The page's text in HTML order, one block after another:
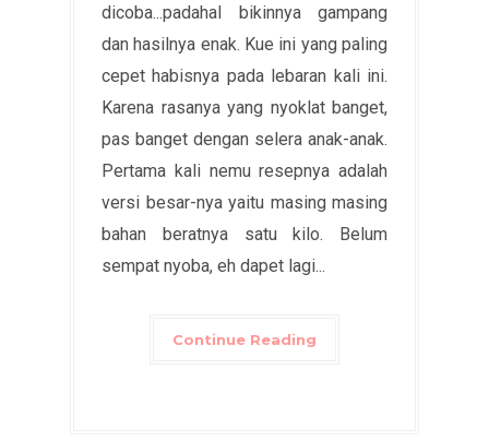
dicoba...padahal bikinnya gampang
dan hasilnya enak. Kue ini yang paling
cepet habisnya pada lebaran kali ini.
Karena rasanya yang nyoklat banget,
pas banget dengan selera anak-anak.
Pertama kali nemu resepnya adalah
versi besar-nya yaitu masing masing
bahan beratnya satu kilo. Belum
sempat nyoba, eh dapet lagi...
Continue Reading